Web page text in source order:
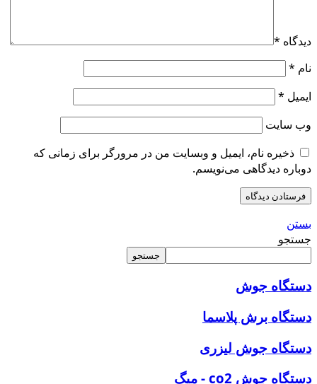
دیدگاه *
نام *
ایمیل *
وب‌ سایت
ذخیره نام، ایمیل و وبسایت من در مرورگر برای زمانی که
دوباره دیدگاهی می‌نویسم.
بستن
جستجو
جستجو
دستگاه جوش
دستگاه برش پلاسما
دستگاه جوش لیزری
دستگاه جوش co2 - میگ